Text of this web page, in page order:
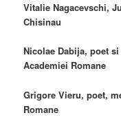
Vitalie Nagacevschi,
Chisinau
Nicolae Dabija, poet
Academiei Romane
Grigore Vieru, poet,
Romane